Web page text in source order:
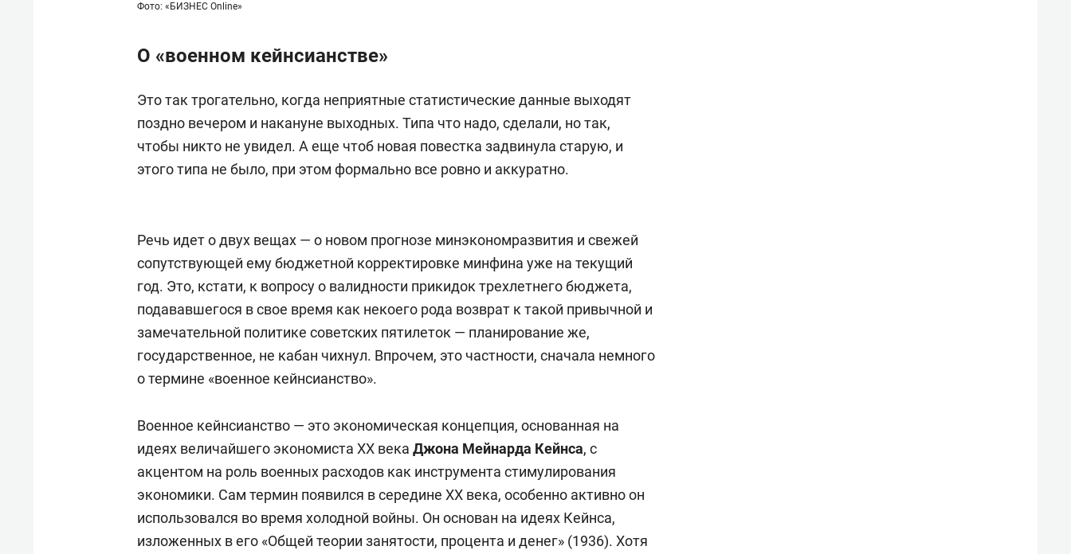
Фото: «БИЗНЕС Online»
О «военном кейнсианстве»
Это так трогательно, когда неприятные статистические данные выходят
поздно вечером и накануне выходных. Типа что надо, сделали, но так,
чтобы никто не увидел. А еще чтоб новая повестка задвинула старую, и
этого типа не было, при этом формально все ровно и аккуратно.
Речь идет о двух вещах — о новом прогнозе минэкономразвития и свежей
сопутствующей ему бюджетной корректировке минфина уже на текущий
год. Это, кстати, к вопросу о валидности прикидок трехлетнего бюджета,
подававшегося в свое время как некоего рода возврат к такой привычной и
замечательной политике советских пятилеток — планирование же,
государственное, не кабан чихнул. Впрочем, это частности, сначала немного
о термине «военное кейнсианство».
Военное кейнсианство — это экономическая концепция, основанная на
идеях величайшего экономиста XX века Джона Мейнарда Кейнса, с
акцентом на роль военных расходов как инструмента стимулирования
экономики. Сам термин появился в середине XX века, особенно активно он
использовался во время холодной войны. Он основан на идеях Кейнса,
изложенных в его «Общей теории занятости, процента и денег» (1936). Хотя